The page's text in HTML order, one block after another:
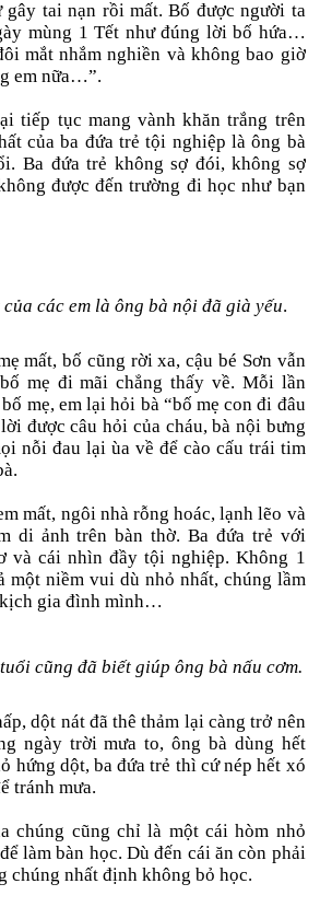
gây tai nạn rồi mất. Bố được người ta
mùng 1 Tết như đúng lời bố hứa…
mắt nhắm nghiền và không bao giờ
em nữa…”.
tiếp tục mang vành khăn trắng trên
của ba đứa trẻ tội nghiệp là ông bà
Ba đứa trẻ không sợ đói, không sợ
được đến trường đi học như bạn
các em là ông bà nội đã già yếu.
mất, bố cũng rời xa, cậu bé Sơn vẫn
mẹ đi mãi chẳng thấy về. Mỗi lần
mẹ, em lại hỏi bà “bố mẹ con đi đâu
được câu hỏi của cháu, bà nội bưng
nỗi đau lại ùa về để cào cấu trái tim
mất, ngôi nhà rỗng hoác, lạnh lẽo và
di ảnh trên bàn thờ. Ba đứa trẻ với
và cái nhìn đầy tội nghiệp. Không 1
một niềm vui dù nhỏ nhất, chúng lầm
gia đình mình…
cũng đã biết giúp ông bà nấu cơm.
dột nát đã thê thảm lại càng trở nên
ngày trời mưa to, ông bà dùng hết
hứng dột, ba đứa trẻ thì cứ nép hết xó
tránh mưa.
chúng cũng chỉ là một cái hòm nhỏ
làm bàn học. Dù đến cái ăn còn phải
chúng nhất định không bỏ học.